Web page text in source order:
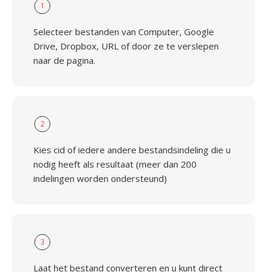
1
Selecteer bestanden van Computer, Google
Drive, Dropbox, URL of door ze te verslepen
naar de pagina.
2
Kies cid of iedere andere bestandsindeling die u
nodig heeft als resultaat (meer dan 200
indelingen worden ondersteund)
3
Laat het bestand converteren en u kunt direct